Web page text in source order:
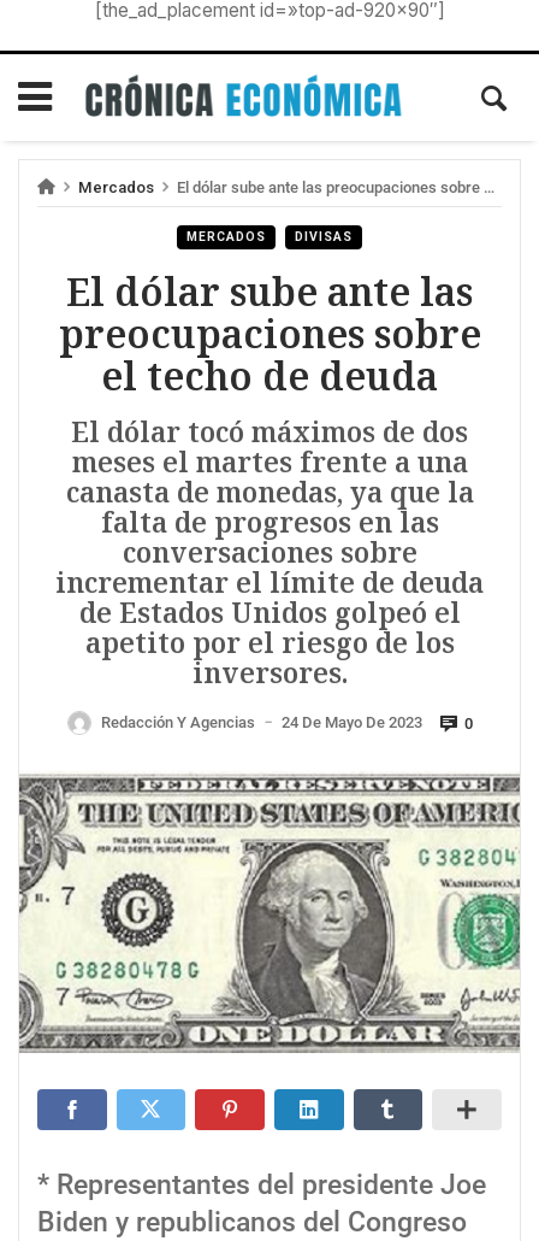
[the_ad_placement id=»top-ad-920×90″]
Mercados El dólar sube ante las preocupaciones sobre el techo de deuda
MERCADOS DIVISAS
El dólar sube ante las
preocupaciones sobre
el techo de deuda
El dólar tocó máximos de dos
meses el martes frente a una
canasta de monedas, ya que la
falta de progresos en las
conversaciones sobre
incrementar el límite de deuda
de Estados Unidos golpeó el
apetito por el riesgo de los
inversores.
Redacción Y Agencias — 24 De Mayo De 2023 0
* Representantes del presidente Joe
Biden y republicanos del Congreso